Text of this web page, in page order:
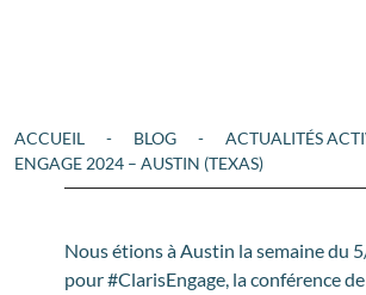
ACCUEIL - BLOG - ACTUALITÉS
ENGAGE 2024 – AUSTIN (TEXAS)
Nous étions à Austin la semaine du
pour #ClarisEngage, la conférence